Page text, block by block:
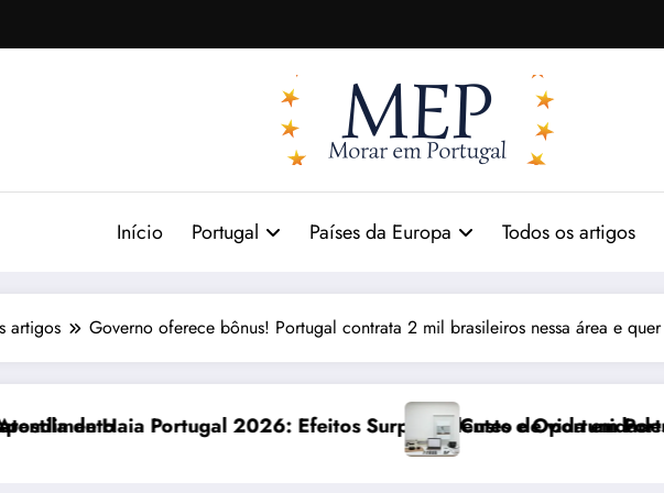
Início Portugal Países da Europa Todos os artigos
artigos Governo oferece bônus! Portugal contrata 2 mil brasileiros nessa área e
Efeitos Surpreendentes e Oportunidades
Custo de vida em Portugal 2026: impactos reais